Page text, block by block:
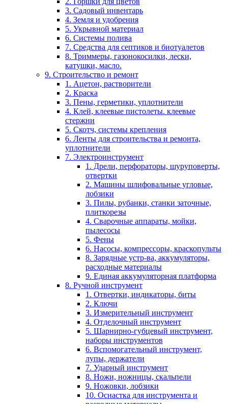
3. Садовый инвентарь
4. Земля и удобрения
5. Укрывной материал
6. Системы полива
7. Средства для септиков и биотуалетов
8. Триммеры, газонокосилки, лески,
катушки, масло.
9. Строительство и ремонт
1. Ацетон, растворители
2. Краска
3. Пены, герметики, уплотнители
4. Клей, клеевые пистолеты. клеевые
стержни
5. Скотч, системы крепления
6. Ленты для строительства и ремонта,
уплотнители
7. Электроинструмент
1. Дрели, перфораторы, шуруповерты,
отвертки
2. Машины шлифовальные угловые,
лобзики
3. Пилы, рубанки, станки заточные,
плиткорезы
4. Сварочные аппараты, мойки,
пылесосы
5. Фены
6. Насосы, компрессоры, краскопульты
8. Зарядные устр-ва, аккумуляторы,
расходные материалы
9. Единая аккумуляторная платформа
8. Ручной инструмент
1. Отвертки, индикаторы, биты
2. Ключи
3. Измерительный инструмент
4. Отделочный инструмент
5. Шарнирно-губцевый инструмент,
наборы инструментов
6. Вспомогательный инструмент,
лупы, держатели
7. Ударный инструмент
8. Ножи, ножницы, скальпели
9. Ножовки, лобзики
10. Оснастка для инструмента и